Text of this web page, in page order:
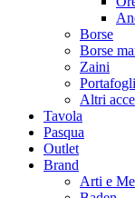
Borse
Borse
Zaini
Portafogli
Altri
Tavola
Pasqua
Outlet
Brand
Arti e